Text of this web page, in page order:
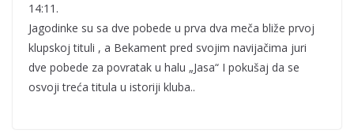
14:11.
Jagodinke su sa dve pobede u prva dva meča bliže prvoj
klupskoj tituli , a Bekament pred svojim navijačima juri
dve pobede za povratak u halu „Jasa“ I pokušaj da se
osvoji treća titula u istoriji kluba..